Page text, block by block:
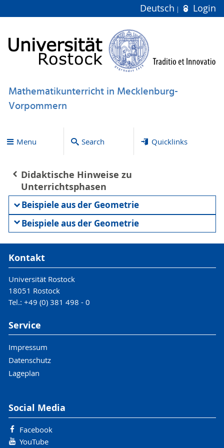
Deutsch Login
Mathematikunterricht in Mecklenburg-
Vorpommern
Menu Search Quicklinks
Didaktische Hinweise zu
Unterrichtsphasen
Beispiele aus der Geometrie
Beispiele aus der Geometrie
Kontakt
Universität Rostock
18051 Rostock
Tel.: +49 (0) 381 498 - 0
Service
Impressum
Datenschutz
Lageplan
Social Media
Facebook
YouTube